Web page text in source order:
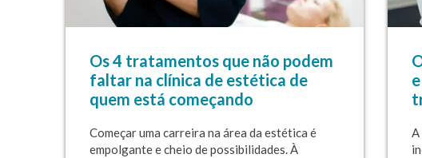
Os 4 tratamentos que não podem
faltar na clínica de estética de
quem está começando
Começar uma carreira na área da estética é
empolgante e cheio de possibilidades. À
A